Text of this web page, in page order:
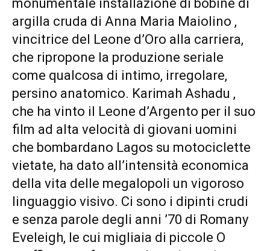
monumentale installazione di bobine di
argilla cruda di Anna Maria Maiolino ,
vincitrice del Leone d’Oro alla carriera,
che ripropone la produzione seriale
come qualcosa di intimo, irregolare,
persino anatomico. Karimah Ashadu ,
che ha vinto il Leone d’Argento per il suo
film ad alta velocità di giovani uomini
che bombardano Lagos su motociclette
vietate, ha dato all’intensità economica
della vita delle megalopoli un vigoroso
linguaggio visivo. Ci sono i dipinti crudi
e senza parole degli anni ’70 di Romany
Eveleigh, le cui migliaia di piccole O